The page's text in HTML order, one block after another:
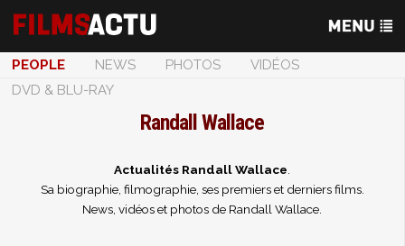
PEOPLE NEWS PHOTOS
VIDÉOS
DVD & BLU-RAY
Randall Wallace
Actualités Randall Wallace
Sa biographie, filmographie, ses premiers et derniers films.
News, vidéos et photos de Randall Wallace.